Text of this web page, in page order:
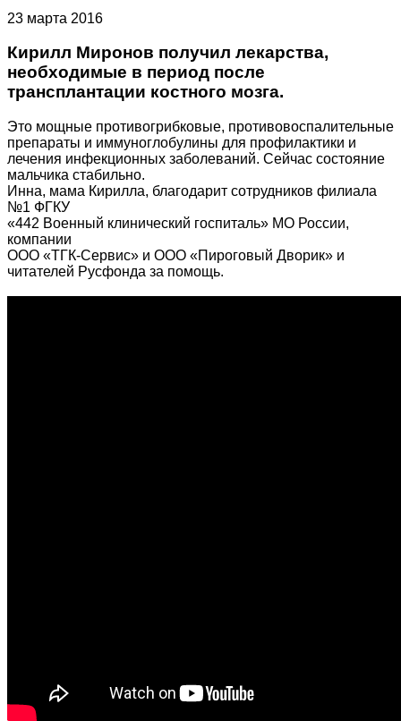
23 марта 2016
Кирилл Миронов получил лекарства,
необходимые в период после
трансплантации костного мозга.
Это мощные противогрибковые, противовоспалительные
препараты и иммуноглобулины для профилактики и
лечения инфекционных заболеваний. Сейчас состояние
мальчика стабильно.
Инна, мама Кирилла, благодарит сотрудников филиала
№1 ФГКУ
«442 Военный клинический госпиталь» МО России,
компании
ООО «ТГК-Сервис» и ООО «Пироговый Дворик» и
читателей Русфонда за помощь.